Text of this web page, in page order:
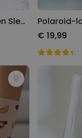
Gepersonaliseerde Houten Sleutelhanger met Tekst
€ 19,99